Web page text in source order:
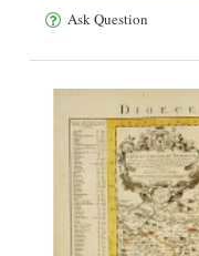
Ask Question